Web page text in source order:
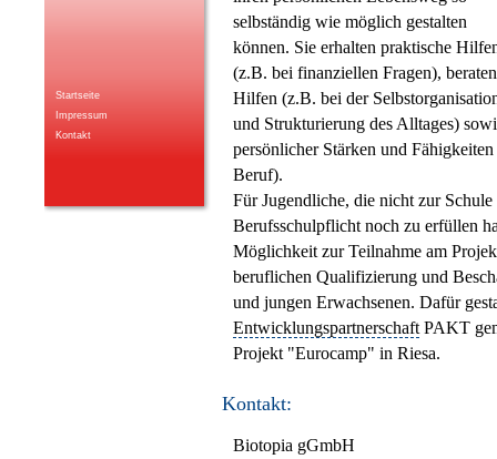
Startseite
Impressum
Kontakt
selbständig wie möglich gestalten
können. Sie erhalten praktische
(z.B. bei finanziellen Fragen),
Hilfen (z.B. bei der
und Strukturierung des Alltages)
persönlicher Stärken und
Beruf).
Für Jugendliche, die nicht zur
Berufsschulpflicht noch zu erfüllen
Möglichkeit zur Teilnahme am
beruflichen Qualifizierung und
und jungen Erwachsenen. Dafür
Entwicklungspartnerschaft PAKT
Projekt "Eurocamp" in Riesa.
Kontakt:
Biotopia gGmbH